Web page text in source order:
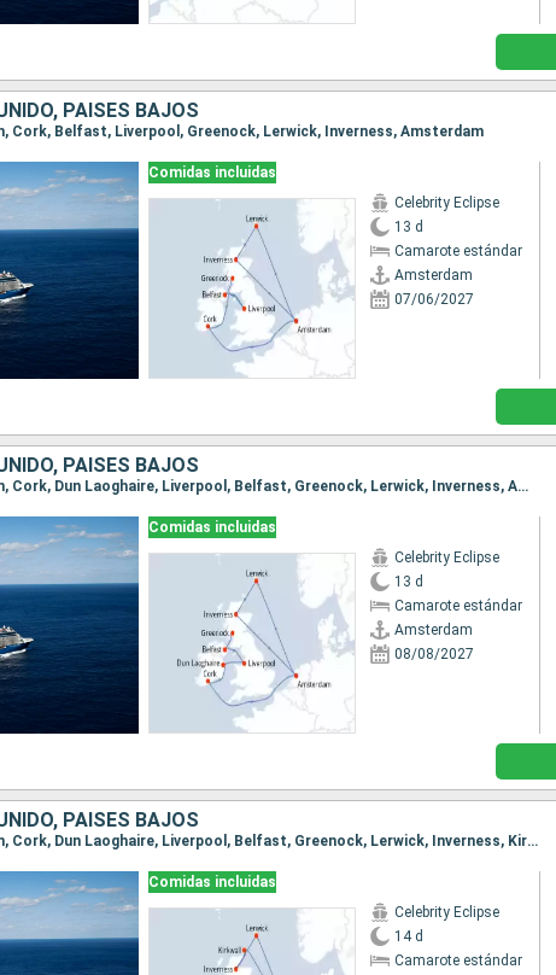
PAISES BAJOS
Cork, Belfast, Liverpool, Greenock, Lerwick, Inverness, Amsterdam
Comidas incluidas
Celebrity Eclipse
13 d
Camarote estándar
Amsterdam
07/06/2027
PAISES BAJOS
Itinerario : Amsterdam, Cork, Dun Laoghaire, Liverpool, Belfast, Greenock, Lerwick, Inverness, Amsterdam
Comidas incluidas
Celebrity Eclipse
13 d
Camarote estándar
Amsterdam
08/08/2027
PAISES BAJOS
Itinerario : Amsterdam, Cork, Dun Laoghaire, Liverpool, Belfast, Greenock, Lerwick, Inverness, Kirkwall, Amsterdam
Comidas incluidas
Celebrity Eclipse
14 d
Camarote estándar